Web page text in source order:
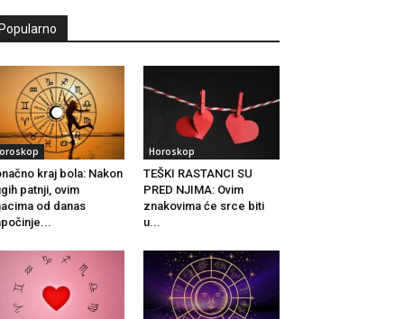
Popularno
kraj bola: Nakon
patnji, ovim
od danas
Horoskop
TEŠKI RASTANCI SU
PRED NJIMA: Ovim
znakovima će srce biti
u...